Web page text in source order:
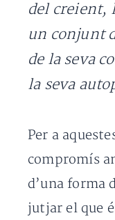
del creient,
un conjunt
de la seva
la seva
Per a
compromís
d’una forma
jutjar el que